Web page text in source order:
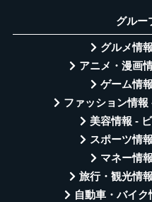
グルー
グルメ情
アニメ・漫画
ゲーム情
ファッション情
美容情報 -
スポーツ情
マネー情
旅行・観光情
自動車・バイ